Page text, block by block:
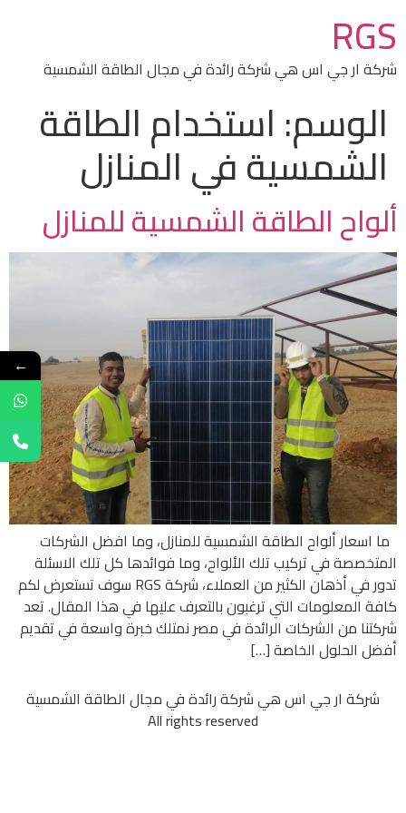
RGS
شركة ار جي اس هي شركة رائدة في مجال الطاقة الشمسية
الوسم: استخدام الطاقة
الشمسية في المنازل
ألواح الطاقة الشمسية للمنازل
ما اسعار ألواح الطاقة الشمسية للمنازل، وما افضل الشركات
المتخصصة في تركيب تلك الألواح، وما فوائدها كل تلك الاسئلة
تدور في أذهان الكثير من العملاء، شركة RGS سوف تستعرض لكم
كافة المعلومات التي ترغبون بالتعرف عليها في هذا المقال. تعد
شركتنا من الشركات الرائدة في مصر نمتلك خبرة واسعة في تقديم
أفضل الحلول الخاصة […]
شركة ار جي اس هي شركة رائدة في مجال الطاقة الشمسية
All rights reserved
←